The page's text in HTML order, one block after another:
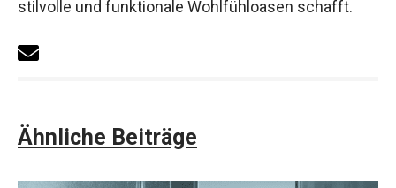
stilvolle und funktionale Wohlfühloasen schafft.
Ähnliche Beiträge